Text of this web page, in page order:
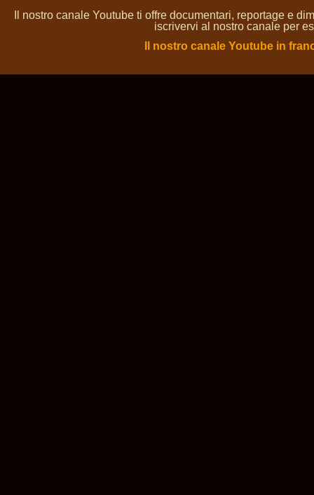
Il nostro canale Youtube ti offre documentari, reportage e
iscrivervi al nostro canale per
Il nostro canale Youtube in